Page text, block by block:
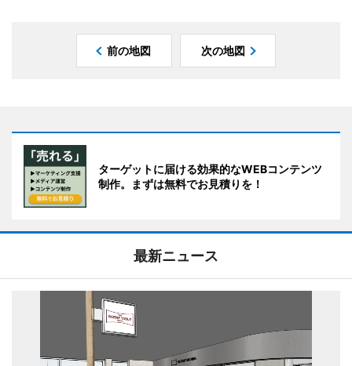
前の地図 次の地図
ターゲットに届ける効果的なWEBコンテンツ
制作。まずは無料でお見積りを！
最新ニュース